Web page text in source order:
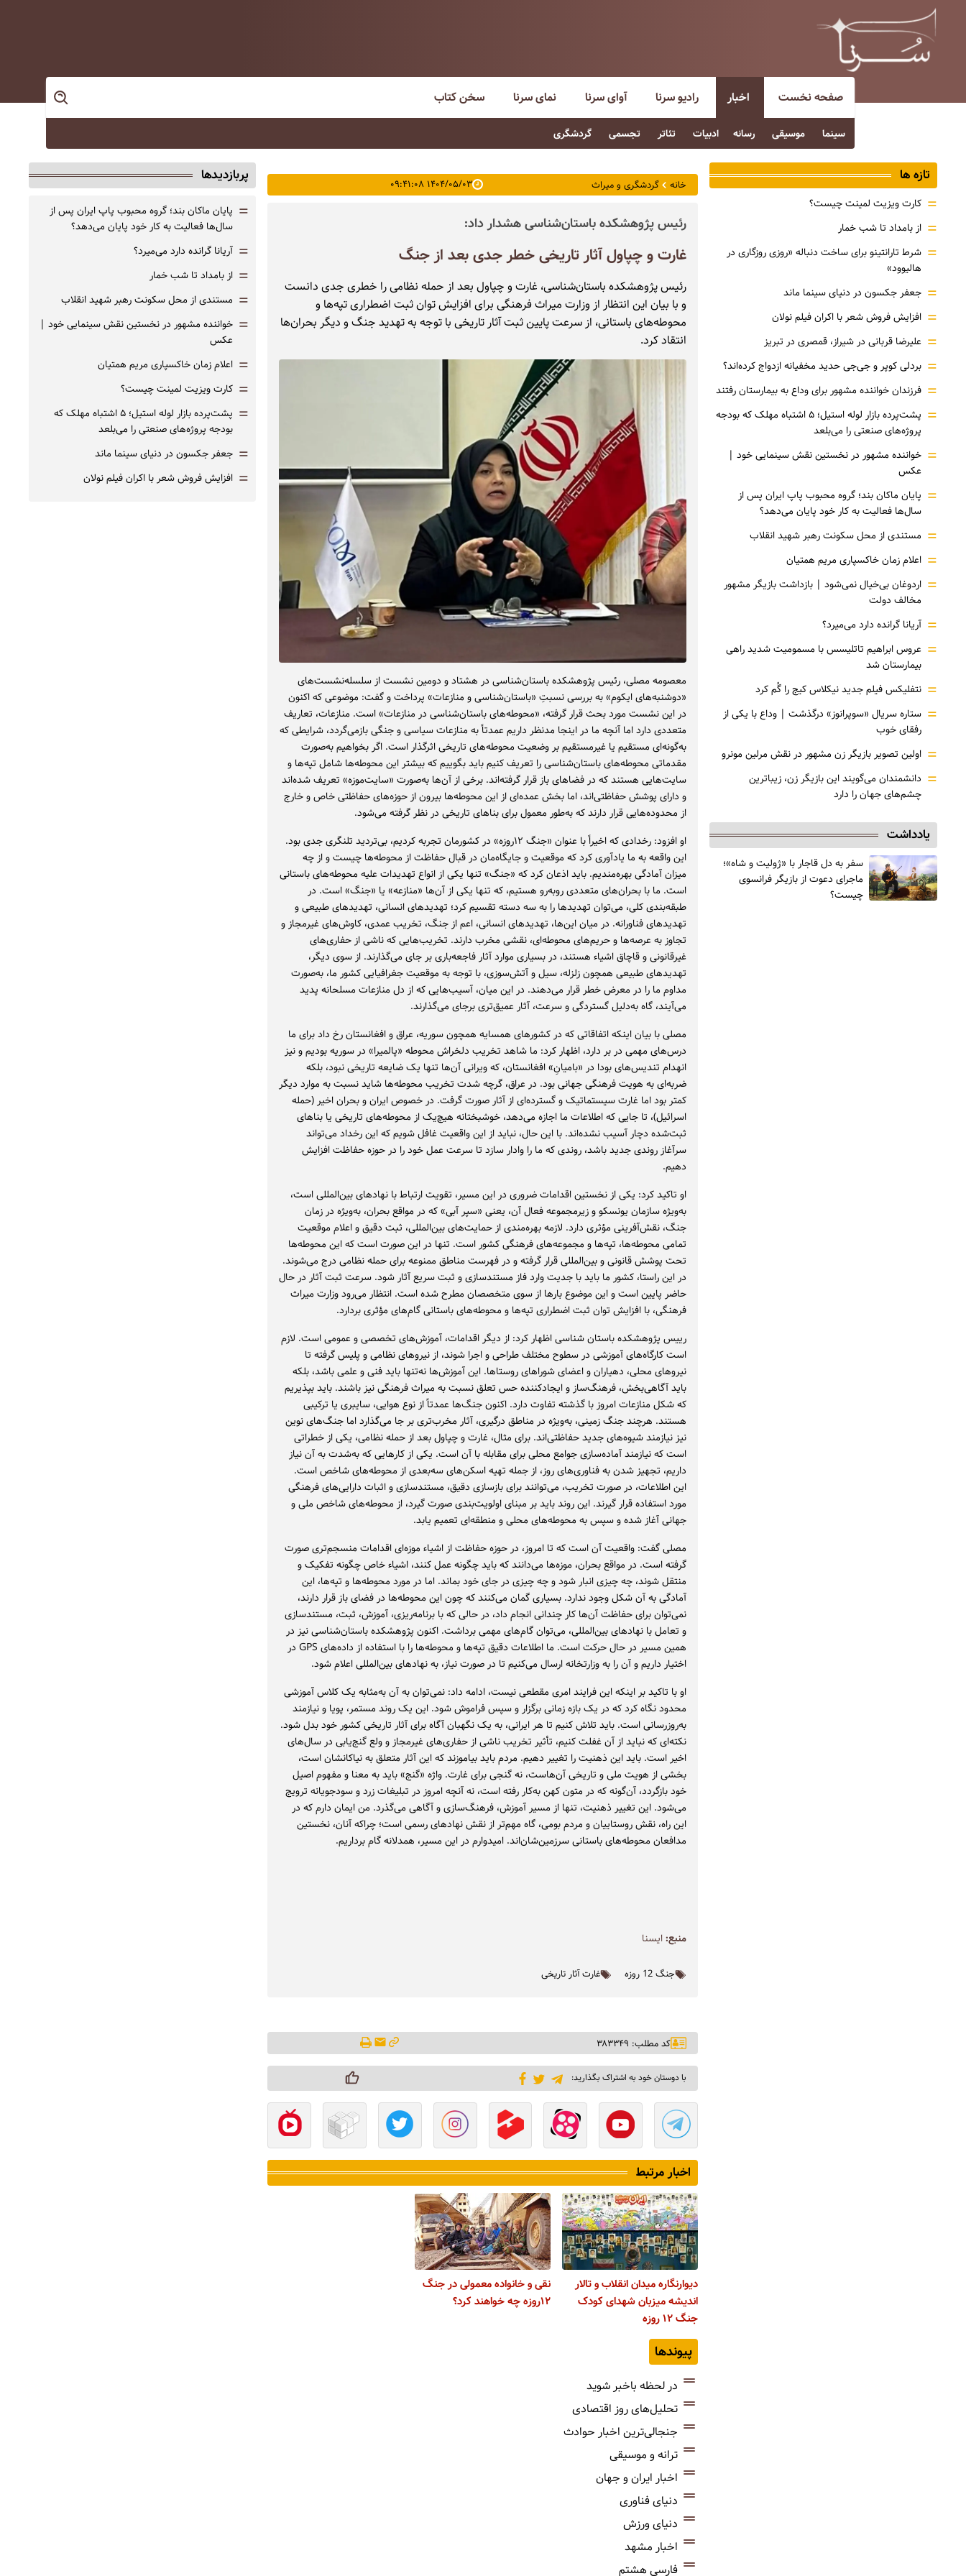
صفحه نخست اخبار
سینما موسیقی رسانه ادبیات تئاتر تجسمی گردشگری
رادیو سرنا آوای سرنا نمای سرنا سخن کتاب
خانه گردشگری و میراث ۱۴۰۴/۰۵/۰۳ ۰۹:۴۱:۰۸
رئیس پژوهشکده باستان‌شناسی هشدار داد:
غارت و چپاول آثار تاریخی خطر جدی بعد از جنگ
رئیس پژوهشکده باستان‌شناسی، غارت و چپاول بعد از حمله نظامی را خطری جدی دانست
و با بیان این انتظار از وزارت میراث فرهنگی برای افزایش توان ثبت اضطراری تپه‌ها و
محوطه‌های باستانی، از سرعت پایین ثبت آثار تاریخی با توجه به تهدید جنگ و دیگر بحران‌ها
انتقاد کرد.
معصومه مصلی، رئیس پژوهشکده باستان‌شناسی در هشتاد و دومین نشست از سلسله‌نشست‌های
«دوشنبه‌های ایکوم» به بررسی نسبتِ «باستان‌شناسی و منازعات» پرداخت و گفت: موضوعی که اکنون
در این نشست مورد بحث قرار گرفته، «محوطه‌های باستان‌شناسی در منازعات» است. منازعات، تعاریف
متعددی دارد اما آنچه ما در اینجا مدنظر داریم عمدتاً به منازعات سیاسی و جنگی بازمی‌گردد، شرایطی که
به‌گونه‌ای مستقیم یا غیرمستقیم بر وضعیت محوطه‌های تاریخی اثرگذار است. اگر بخواهیم به‌صورت
مقدماتی محوطه‌های باستان‌شناسی را تعریف کنیم باید بگوییم که بیشتر این محوطه‌ها شامل تپه‌ها و
سایت‌هایی هستند که در فضاهای باز قرار گرفته‌اند. برخی از آن‌ها به‌صورت «سایت‌موزه» تعریف شده‌اند
و دارای پوشش حفاظتی‌اند، اما بخش عمده‌ای از این محوطه‌ها بیرون از حوزه‌های حفاظتی خاص و خارج
از محدوده‌هایی قرار دارند که به‌طور معمول برای بناهای تاریخی در نظر گرفته می‌شود.
او افزود: رخدادی که اخیراً با عنوان «جنگ ۱۲روزه» در کشورمان تجربه کردیم، بی‌تردید تلنگری جدی بود.
این واقعه به ما یادآوری کرد که موقعیت و جایگاه‌مان در قبال حفاظت از محوطه‌ها چیست و از چه
میزان آمادگی بهره‌مندیم. باید اذعان کرد که «جنگ» تنها یکی از انواع تهدیدات علیه محوطه‌های باستانی
است. ما با بحران‌های متعددی روبه‌رو هستیم، که تنها یکی از آن‌ها «منازعه» یا «جنگ» است. در
طبقه‌بندی کلی، می‌توان تهدیدها را به سه دسته تقسیم کرد؛ تهدیدهای انسانی، تهدیدهای طبیعی و
تهدیدهای فناورانه. در میان این‌ها، تهدیدهای انسانی، اعم از جنگ، تخریب عمدی، کاوش‌های غیرمجاز و
تجاوز به عرصه‌ها و حریم‌های محوطه‌ای، نقشی مخرب دارند. تخریب‌هایی که ناشی از حفاری‌های
غیرقانونی و قاچاق اشیاء هستند، در بسیاری موارد آثار فاجعه‌باری بر جای می‌گذارند. از سوی دیگر،
تهدیدهای طبیعی همچون زلزله، سیل و آتش‌سوزی، با توجه به موقعیت جغرافیایی کشور ما، به‌صورت
مداوم ما را در معرض خطر قرار می‌دهند. در این میان، آسیب‌هایی که از دل منازعات مسلحانه پدید
می‌آیند، گاه به‌دلیل گستردگی و سرعت، آثار عمیق‌تری برجای می‌گذارند.
مصلی با بیان اینکه اتفاقاتی که در کشورهای همسایه همچون سوریه، عراق و افغانستان رخ داد برای ما
درس‌های مهمی در بر دارد، اظهار کرد: ما شاهد تخریب دلخراش محوطه «پالمیرا» در سوریه بودیم و نیز
انهدام تندیس‌های بودا در «بامیانِ» افغانستان، که ویرانی آن‌ها تنها یک ضایعه تاریخی نبود، بلکه
ضربه‌ای به هویت فرهنگی جهانی بود. در عراق، گرچه شدت تخریب محوطه‌ها شاید نسبت به موارد دیگر
کمتر بود اما غارت سیستماتیک و گسترده‌ای از آثار صورت گرفت. در خصوص ایران و بحران اخیر (حمله
اسرائیل)، تا جایی که اطلاعات ما اجازه می‌دهد، خوشبختانه هیچ‌یک از محوطه‌های تاریخی یا بناهای
ثبت‌شده دچار آسیب نشده‌اند. با این حال، نباید از این واقعیت غافل شویم که این رخداد می‌تواند
سرآغاز روندی جدید باشد، روندی که ما را وادار سازد تا سرعت عمل خود را در حوزه حفاظت افزایش
دهیم.
او تاکید کرد: یکی از نخستین اقدامات ضروری در این مسیر، تقویت ارتباط با نهادهای بین‌المللی است،
به‌ویژه سازمان یونسکو و زیرمجموعه فعال آن، یعنی «سپر آبی» که در مواقع بحران، به‌ویژه در زمان
جنگ، نقش‌آفرینی مؤثری دارد. لازمه بهره‌مندی از حمایت‌های بین‌المللی، ثبت دقیق و اعلام موقعیت
تمامی محوطه‌ها، تپه‌ها و مجموعه‌های فرهنگی کشور است. تنها در این صورت است که این محوطه‌ها
تحت پوشش قانونی و بین‌المللی قرار گرفته و در فهرست مناطق ممنوعه برای حمله نظامی درج می‌شوند.
در این راستا، کشور ما باید با جدیت وارد فاز مستندسازی و ثبت سریع آثار شود. سرعت ثبت آثار در حال
حاضر پایین است و این موضوع بارها از سوی متخصصان مطرح شده است. انتظار می‌رود وزارت میراث
فرهنگی، با افزایش توان ثبت اضطراری تپه‌ها و محوطه‌های باستانی گام‌های مؤثری بردارد.
رییس پژوهشکده باستان‌ شناسی اظهار کرد: از دیگر اقدامات، آموزش‌های تخصصی و عمومی است. لازم
است کارگاه‌های آموزشی در سطوح مختلف طراحی و اجرا شوند، از نیروهای نظامی و پلیس گرفته تا
نیروهای محلی، دهیاران و اعضای شوراهای روستاها. این آموزش‌ها نه‌تنها باید فنی و علمی باشد، بلکه
باید آگاهی‌بخش، فرهنگ‌ساز و ایجادکننده حس تعلق نسبت به میراث فرهنگی نیز باشند. باید بپذیریم
که شکل منازعات امروز با گذشته تفاوت دارد. اکنون جنگ‌ها عمدتاً از نوع هوایی، سایبری یا ترکیبی
هستند. هرچند جنگ زمینی، به‌ویژه در مناطق درگیری، آثار مخرب‌تری بر جا می‌گذارد اما جنگ‌های نوین
نیز نیازمند شیوه‌های جدید حفاظتی‌اند. برای مثال، غارت و چپاول بعد از حمله نظامی، یکی از خطراتی
است که نیازمند آماده‌سازی جوامع محلی برای مقابله با آن است. یکی از کارهایی که به‌شدت به آن نیاز
داریم، تجهیز شدن به فناوری‌های روز، از جمله تهیه اسکن‌های سه‌بعدی از محوطه‌های شاخص است.
این اطلاعات، در صورت تخریب، می‌توانند برای بازسازی دقیق، مستندسازی و اثبات دارایی‌های فرهنگی
مورد استفاده قرار گیرند. این روند باید بر مبنای اولویت‌بندی صورت گیرد، از محوطه‌های شاخص ملی و
جهانی آغاز شده و سپس به محوطه‌های محلی و منطقه‌ای تعمیم یابد.
مصلی گفت: واقعیت آن است که تا امروز، در حوزه حفاظت از اشیاء موزه‌ای اقدامات منسجم‌تری صورت
گرفته است. در مواقع بحران، موزه‌ها می‌دانند که باید چگونه عمل کنند، اشیاء خاص چگونه تفکیک و
منتقل شوند، چه چیزی انبار شود و چه چیزی در جای خود بماند. اما در مورد محوطه‌ها و تپه‌ها، این
آمادگی به آن شکل وجود ندارد. بسیاری گمان می‌کنند که چون این محوطه‌ها در فضای باز قرار دارند،
نمی‌توان برای حفاظت آن‌ها کار چندانی انجام داد، در حالی که با برنامه‌ریزی، آموزش، ثبت، مستندسازی
و تعامل با نهادهای بین‌المللی، می‌توان گام‌های مهمی برداشت. اکنون پژوهشکده باستان‌شناسی نیز در
همین مسیر در حال حرکت است. ما اطلاعات دقیق تپه‌ها و محوطه‌ها را با استفاده از داده‌های GPS در
اختیار داریم و آن را به وزارتخانه ارسال می‌کنیم تا در صورت نیاز، به نهادهای بین‌المللی اعلام شود.
او با تاکید بر اینکه این فرایند امری مقطعی نیست، ادامه داد: نمی‌توان به آن به‌مثابه یک کلاس آموزشی
محدود نگاه کرد که در یک بازه زمانی برگزار و سپس فراموش شود. این یک روند مستمر، پویا و نیازمند
به‌روزرسانی است. باید تلاش کنیم تا هر ایرانی، به یک نگهبان آگاه برای آثار تاریخی کشور خود بدل شود.
نکته‌ای که نباید از آن غفلت کنیم، تأثیر تخریب ناشی از حفاری‌های غیرمجاز و ولع گنج‌یابی در سال‌های
اخیر است. باید این ذهنیت را تغییر دهیم. مردم باید بیاموزند که این آثار متعلق به نیاکانشان است،
بخشی از هویت ملی و تاریخی آن‌هاست، نه گنجی برای غارت. واژه «گنج» باید به معنا و مفهوم اصیل
خود بازگردد، آن‌گونه که در متون کهن به‌کار رفته است، نه آنچه امروز در تبلیغات زرد و سودجویانه ترویج
می‌شود. این تغییر ذهنیت، تنها از مسیر آموزش، فرهنگ‌سازی و آگاهی می‌گذرد. من ایمان دارم که در
این راه، نقش روستاییان و مردم بومی، گاه مهم‌تر از نقش نهادهای رسمی است؛ چراکه آنان، نخستین
مدافعان محوطه‌های باستانی سرزمین‌شان‌اند. امیدوارم در این مسیر، همدلانه گام برداریم.
منبع:ايسنا
جنگ 12 روزه غارت آثار تاریخی
کد مطلب: ۳۸۳۳۴۹
با دوستان خود به اشتراک بگذارید:
اخبار مرتبط
دیوارنگاره میدان انقلاب و تالار
اندیشه میزبان شهدای کودک
جنگ ۱۲ روزه
نقی و خانواده معمولی در جنگ
۱۲روزه چه خواهند کرد؟
پیوندها
در لحظه باخبر شوید
تحلیل‌های روز اقتصادی
جنجالی‌ترین اخبار حوادث
ترانه و موسیقی
اخبار ایران و جهان
دنیای فناوری
دنیای ورزش
اخبار مشهد
فارسی هشتم
تازه ها
= کارت ویزیت لمینت چیست؟
= از بامداد تا شب خمار
= شرط تارانتینو برای ساخت دنباله «روزی روزگاری در
هالیوود»
= جعفر جکسون در دنیای سینما ماند
= افزایش فروش شعر با اکران فیلم نولان
= علیرضا قربانی در شیراز، قمصری در تبریز
= بردلی کوپر و جی‌جی حدید مخفیانه ازدواج کرده‌اند؟
= فرزندان خواننده مشهور برای وداع به بیمارستان رفتند
=
پشت‌پرده بازار لوله استیل؛ ۵ اشتباه مهلک که بودجه
پروژه‌های صنعتی را می‌بلعد
= خواننده مشهور در نخستین نقش سینمایی خود |‌
عکس
= پایان ماکان بند؛ گروه محبوب پاپ ایران پس از
سال‌ها فعالیت به کار خود پایان می‌دهد؟
= مستندی از محل سکونت رهبر شهید انقلاب
= اعلام زمان خاکسپاری مریم همتیان
= اردوغان بی‌خیال نمی‌شود | بازداشت بازیگر مشهور
مخالف دولت
= آریانا گرانده دارد می‌میرد؟
= عروس ابراهیم تاتلیسس با مسمومیت شدید راهی
بیمارستان شد
= نتفلیکس فیلم جدید نیکلاس کیج را گُم کرد
= ستاره سریال «سوپرانوز» درگذشت | وداع با یکی از
رفقای خوب
= اولین تصویر بازیگر زن مشهور در نقش مرلین مونرو
= دانشمندان می‌گویند این بازیگر زن، زیباترین
چشم‌های جهان را دارد
یادداشت
سفر به دل قاجار با «ژولیت و شاه»؛
ماجرای دعوت از ‌بازیگر فرانسوی
چیست؟
پربازدیدها
= پایان ماکان بند؛ گروه محبوب پاپ ایران پس از
سال‌ها فعالیت به کار خود پایان می‌دهد؟
= آریانا گرانده دارد می‌میرد؟
= از بامداد تا شب خمار
= مستندی از محل سکونت رهبر شهید انقلاب
= خواننده مشهور در نخستین نقش سینمایی خود |‌
عکس
= اعلام زمان خاکسپاری مریم همتیان
= کارت ویزیت لمینت چیست؟
=
پشت‌پرده بازار لوله استیل؛ ۵ اشتباه مهلک که
بودجه پروژه‌های صنعتی را می‌بلعد
= جعفر جکسون در دنیای سینما ماند
= افزایش فروش شعر با اکران فیلم نولان